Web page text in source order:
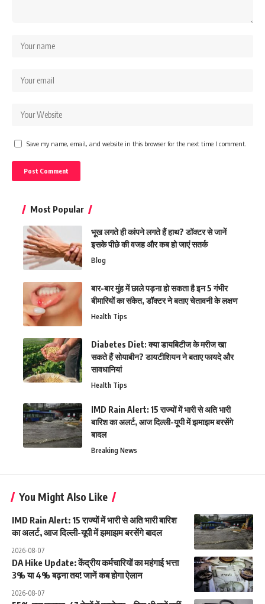
Save my name, email, and website in this browser for the next time I comment.
Most Popular
भूख लगते ही कांपने लगते हैं हाथ? डॉक्टर से जानें
इसके पीछे की वजह और कब हो जाएं सतर्क
Blog
बार-बार मुंह में छाले पड़ना हो सकता है इन 5 गंभीर
बीमारियों का संकेत, डॉक्टर ने बताए चेतावनी के लक्षण
Health Tips
Diabetes Diet: क्या डायबिटीज के मरीज खा
सकते हैं सोयाबीन? डायटीशियन ने बताए फायदे और
सावधानियां
Health Tips
IMD Rain Alert: 15 राज्यों में भारी से अति भारी
बारिश का अलर्ट, आज दिल्ली-यूपी में झमाझम बरसेंगे
बादल
Breaking News
You Might Also Like
IMD Rain Alert: 15 राज्यों में भारी से अति भारी बारिश
का अलर्ट, आज दिल्ली-यूपी में झमाझम बरसेंगे बादल
2026-08-07
DA Hike Update: केंद्रीय कर्मचारियों का महंगाई भत्ता
3% या 4% बढ़ना तय! जानें कब होगा ऐलान
2026-08-07